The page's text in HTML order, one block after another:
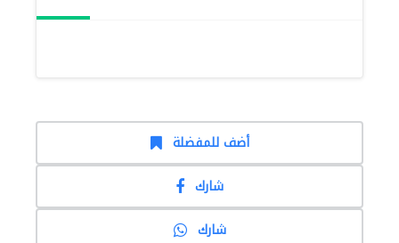
أضف للمفضلة
شارك
شارك